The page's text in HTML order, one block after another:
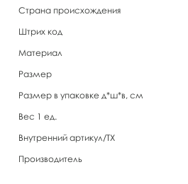
Страна происхождения
Штрих код
Материал
Размер
Размер в упаковке д*ш*в, см
Вес 1 ед.
Внутренний артикул/TX
Производитель